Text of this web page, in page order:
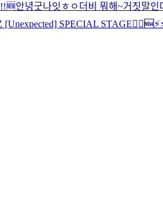
🆕안녕굿나잇 ㅎㅇ 더비 뭐해~거짓말인
SPECIAL STAGE🏃‍♂️🆕